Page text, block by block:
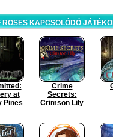
ROSES KAPCSOLÓDÓ
at
Pines
Crime
Secrets:
Crimson Lily